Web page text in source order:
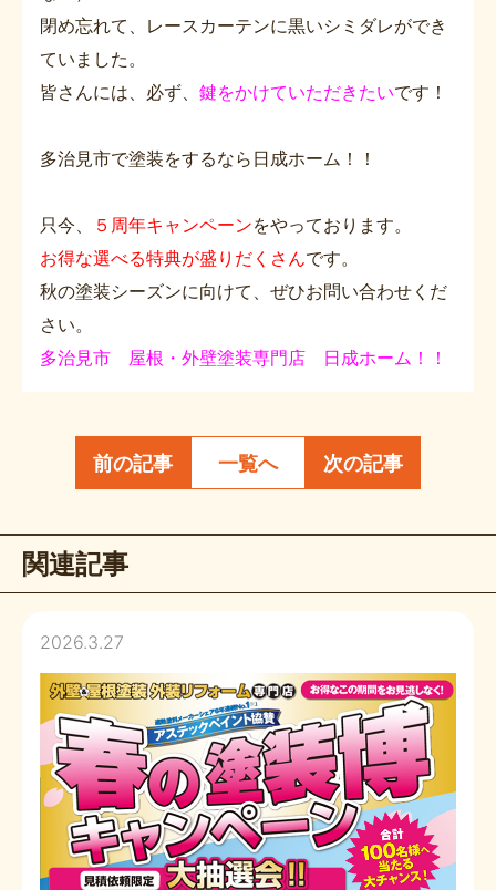
閉め忘れて、レースカーテンに黒いシミダレができ
ていました。
皆さんには、必ず、 鍵をかけていただきたいです！
多治見市で塗装をするなら日成ホーム！！
只今、 ５周年キャンペーンをやっております。
お得な選べる特典が盛りだくさんです。
秋の塗装シーズンに向けて、ぜひお問い合わせくだ
さい。
多治見市 屋根・外壁塗装専門店 日成ホーム！！
前の記事 一覧へ 次の記事
関連記事
2026.3.27